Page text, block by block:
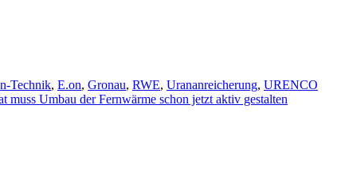
Technik, E.on, Gronau, RWE, Urananreicherung, URENCO
Umbau der Fernwärme schon jetzt aktiv gestalten